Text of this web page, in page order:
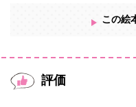
この絵
評価